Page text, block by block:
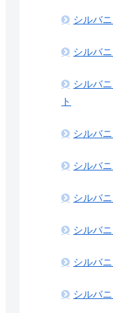
シルバ
シルバ
シルバ
ト
シルバ
シルバ
シルバ
シルバ
シルバ
シルバ